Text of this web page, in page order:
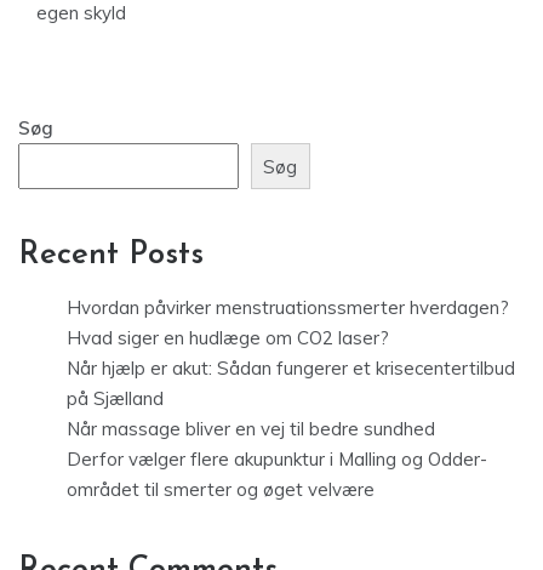
egen skyld
Søg
Søg
Recent Posts
Hvordan påvirker menstruationssmerter hverdagen?
Hvad siger en hudlæge om CO2 laser?
Når hjælp er akut: Sådan fungerer et krisecentertilbud
på Sjælland
Når massage bliver en vej til bedre sundhed
Derfor vælger flere akupunktur i Malling og Odder-
området til smerter og øget velvære